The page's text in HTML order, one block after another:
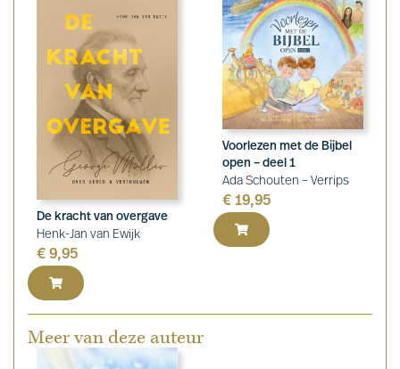
De kracht van overgave
Henk-Jan van Ewijk
€ 9,95
Voorlezen met de Bijbel
open – deel 1
Ada Schouten – Verrips
€ 19,95
Meer van deze auteur